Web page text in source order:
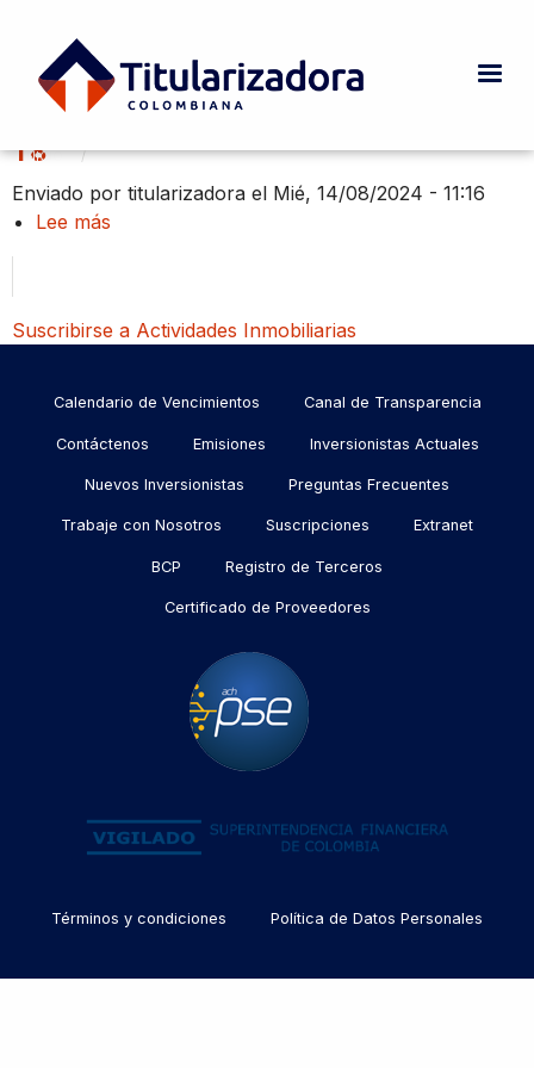
Actividades Inmobiliarias
Ruta de navegación
INICIO CURRENT:
ACTIVIDADES INMOBILIARIAS
T8
Enviado por titularizadora el Mié, 14/08/2024 - 11:16
Lee más
Suscribirse a Actividades Inmobiliarias
Menu
footer
Calendario de Vencimientos Canal de Transparencia
Contáctenos Emisiones Inversionistas Actuales
Nuevos Inversionistas Preguntas Frecuentes
Trabaje con Nosotros Suscripciones Extranet
BCP Registro de Terceros
Certificado de Proveedores
Menu
politicas
Términos y condiciones Política de Datos Personales